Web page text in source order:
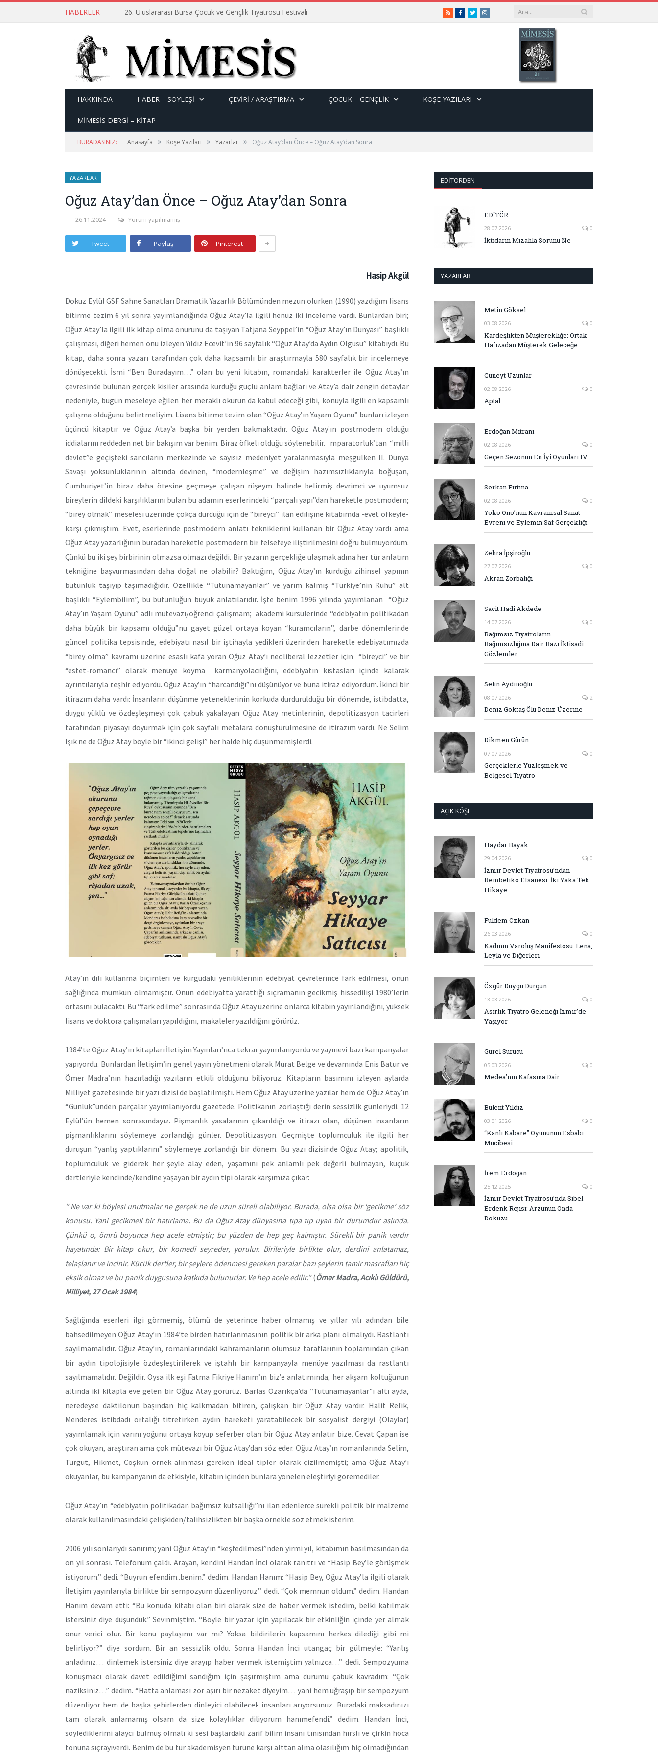
HABERLER 26. Uluslararası Bursa Çocuk ve Gençlik Tiyatrosu Festivali RSSFacebook
TwitterInstagram
HAKKINDA HABER – SÖYLEŞI ÇEVİRİ / ARAŞTIRMA ÇOCUK – GENÇLIK KÖŞE YAZILARI
MİMESİS DERGİ – KİTAP
BURADASINIZ: Anasayfa » Köşe Yazıları » Yazarlar » Oğuz Atay’dan Önce – Oğuz Atay’dan Sonra
YAZARLAR
Oğuz Atay’dan Önce – Oğuz Atay’dan Sonra
26.11.2024 Yorum yapılmamış
Tweet Paylaş Pinterest +
Hasip Akgül
Dokuz Eylül GSF Sahne Sanatları Dramatik Yazarlık Bölümünden mezun olurken (1990) yazdığım lisans
bitirme tezim 6 yıl sonra yayımlandığında Oğuz Atay’la ilgili henüz iki inceleme vardı. Bunlardan biri;
Oğuz Atay’la ilgili ilk kitap olma onurunu da taşıyan Tatjana Seyppel’in “Oğuz Atay’ın Dünyası” başlıklı
çalışması, diğeri hemen onu izleyen Yıldız Ecevit’in 96 sayfalık “Oğuz Atay’da Aydın Olgusu” kitabıydı. Bu
kitap, daha sonra yazarı tarafından çok daha kapsamlı bir araştırmayla 580 sayfalık bir incelemeye
dönüşecekti. İsmi “Ben Buradayım…” olan bu yeni kitabın, romandaki karakterler ile Oğuz Atay’ın
çevresinde bulunan gerçek kişiler arasında kurduğu güçlü anlam bağları ve Atay’a dair zengin detaylar
nedeniyle, bugün meseleye eğilen her meraklı okurun da kabul edeceği gibi, konuyla ilgili en kapsamlı
çalışma olduğunu belirtmeliyim. Lisans bitirme tezim olan “Oğuz Atay’ın Yaşam Oyunu” bunları izleyen
üçüncü kitaptır ve Oğuz Atay’a başka bir yerden bakmaktadır. Oğuz Atay’ın postmodern olduğu
iddialarını reddeden net bir bakışım var benim. Biraz öfkeli olduğu söylenebilir. İmparatorluk’tan “milli
devlet”e geçişteki sancıların merkezinde ve sayısız medeniyet yaralanmasıyla meşgulken II. Dünya
Savaşı yoksunluklarının altında devinen, “modernleşme” ve değişim hazımsızlıklarıyla boğuşan,
Cumhuriyet’in biraz daha ötesine geçmeye çalışan rüşeym halinde belirmiş devrimci ve uyumsuz
bireylerin dildeki karşılıklarını bulan bu adamın eserlerindeki “parçalı yapı”dan hareketle postmodern;
“birey olmak” meselesi üzerinde çokça durduğu için de “bireyci” ilan edilişine kitabımda -evet öfkeyle-
karşı çıkmıştım. Evet, eserlerinde postmodern anlatı tekniklerini kullanan bir Oğuz Atay vardı ama
Oğuz Atay yazarlığının buradan hareketle postmodern bir felsefeye iliştirilmesini doğru bulmuyordum.
Çünkü bu iki şey birbirinin olmazsa olmazı değildi. Bir yazarın gerçekliğe ulaşmak adına her tür anlatım
tekniğine başvurmasından daha doğal ne olabilir? Baktığım, Oğuz Atay’ın kurduğu zihinsel yapının
bütünlük taşıyıp taşımadığıdır. Özellikle “Tutunamayanlar” ve yarım kalmış “Türkiye’nin Ruhu” alt
başlıklı “Eylembilim”, bu bütünlüğün büyük anlatılarıdır. İşte benim 1996 yılında yayımlanan “Oğuz
Atay’ın Yaşam Oyunu” adlı mütevazı/öğrenci çalışmam; akademi kürsülerinde “edebiyatın politikadan
daha büyük bir kapsamı olduğu”nu gayet güzel ortaya koyan “kuramcıların”, darbe dönemlerinde
güncel politika tepsisinde, edebiyatı nasıl bir iştihayla yedikleri üzerinden hareketle edebiyatımızda
“birey olma” kavramı üzerine esaslı kafa yoran Oğuz Atay’ı neoliberal lezzetler için “bireyci” ve bir
“estet-romancı” olarak menüye koyma karmanyolacılığını, edebiyatın kıstasları içinde kalarak
ayrıntılarıyla teşhir ediyordu. Oğuz Atay’ın “harcandığı”nı düşünüyor ve buna itiraz ediyordum. İkinci bir
itirazım daha vardı: İnsanların düşünme yeteneklerinin korkuda durdurulduğu bir dönemde, istibdatta,
duygu yüklü ve özdeşleşmeyi çok çabuk yakalayan Oğuz Atay metinlerinin, depolitizasyon tacirleri
tarafından piyasayı doyurmak için çok sayfalı metalara dönüştürülmesine de itirazım vardı. Ne Selim
Işık ne de Oğuz Atay böyle bir “ikinci gelişi” her halde hiç düşünmemişlerdi.
Atay’ın dili kullanma biçimleri ve kurgudaki yeniliklerinin edebiyat çevrelerince fark edilmesi, onun
sağlığında mümkün olmamıştır. Onun edebiyatta yarattığı sıçramanın gecikmiş hissedilişi 1980’lerin
ortasını bulacaktı. Bu “fark edilme” sonrasında Oğuz Atay üzerine onlarca kitabın yayınlandığını, yüksek
lisans ve doktora çalışmaları yapıldığını, makaleler yazıldığını görürüz.
1984’te Oğuz Atay’ın kitapları İletişim Yayınları’nca tekrar yayımlanıyordu ve yayınevi bazı kampanyalar
yapıyordu. Bunlardan İletişim’in genel yayın yönetmeni olarak Murat Belge ve devamında Enis Batur ve
Ömer Madra’nın hazırladığı yazıların etkili olduğunu biliyoruz. Kitapların basımını izleyen aylarda
Milliyet gazetesinde bir yazı dizisi de başlatılmıştı. Hem Oğuz Atay üzerine yazılar hem de Oğuz Atay’ın
“Günlük”ünden parçalar yayımlanıyordu gazetede. Politikanın zorlaştığı derin sessizlik günleriydi. 12
Eylül’ün hemen sonrasındayız. Pişmanlık yasalarının çıkarıldığı ve itirazı olan, düşünen insanların
pişmanlıklarını söylemeye zorlandığı günler. Depolitizasyon. Geçmişte toplumculuk ile ilgili her
duruşun “yanlış yaptıklarını” söylemeye zorlandığı bir dönem. Bu yazı dizisinde Oğuz Atay; apolitik,
toplumculuk ve giderek her şeyle alay eden, yaşamını pek anlamlı pek değerli bulmayan, küçük
dertleriyle kendinde/kendine yaşayan bir aydın tipi olarak karşımıza çıkar:
” Ne var ki böylesi unutmalar ne gerçek ne de uzun süreli olabiliyor. Burada, olsa olsa bir ‘gecikme’ söz
konusu. Yani gecikmeli bir hatırlama. Bu da Oğuz Atay dünyasına tıpa tıp uyan bir durumdur aslında.
Çünkü o, ömrü boyunca hep acele etmiştir; bu yüzden de hep geç kalmıştır. Sürekli bir panik vardır
hayatında: Bir kitap okur, bir komedi seyreder, yorulur. Birileriyle birlikte olur, derdini anlatamaz,
telaşlanır ve incinir. Küçük dertler, bir şeylere ödenmesi gereken paralar bazı şeylerin tamir masrafları hiç
eksik olmaz ve bu panik duygusuna katkıda bulunurlar. Ve hep acele edilir.”(Ömer Madra, Acıklı Güldürü,
Milliyet, 27 Ocak 1984)
Sağlığında eserleri ilgi görmemiş, ölümü de yeterince haber olmamış ve yıllar yılı adından bile
bahsedilmeyen Oğuz Atay’ın 1984’te birden hatırlanmasının politik bir arka planı olmalıydı. Rastlantı
sayılmamalıdır. Oğuz Atay’ın, romanlarındaki kahramanların olumsuz taraflarının toplamından çıkan
bir aydın tipolojisiyle özdeşleştirilerek ve iştahlı bir kampanyayla menüye yazılması da rastlantı
sayılmamalıdır. Değildir. Oysa ilk eşi Fatma Fikriye Hanım’ın biz’e anlatımında, her akşam koltuğunun
altında iki kitapla eve gelen bir Oğuz Atay görürüz. Barlas Özarıkça’da “Tutunamayanlar”ı altı ayda,
neredeyse daktilonun başından hiç kalkmadan bitiren, çalışkan bir Oğuz Atay vardır. Halit Refik,
Menderes istibdadı ortalığı titretirken aydın hareketi yaratabilecek bir sosyalist dergiyi (Olaylar)
yayımlamak için varını yoğunu ortaya koyup seferber olan bir Oğuz Atay anlatır bize. Cevat Çapan ise
çok okuyan, araştıran ama çok mütevazı bir Oğuz Atay’dan söz eder. Oğuz Atay’ın romanlarında Selim,
Turgut, Hikmet, Coşkun örnek alınması gereken ideal tipler olarak çizilmemişti; ama Oğuz Atay’ı
okuyanlar, bu kampanyanın da etkisiyle, kitabın içinden bunlara yönelen eleştiriyi göremediler.
Oğuz Atay’ın “edebiyatın politikadan bağımsız kutsallığı”nı ilan edenlerce sürekli politik bir malzeme
olarak kullanılmasındaki çelişkiden/talihsizlikten bir başka örnekle söz etmek isterim.
2006 yılı sonlarıydı sanırım; yani Oğuz Atay’ın “keşfedilmesi”nden yirmi yıl, kitabımın basılmasından da
on yıl sonrası. Telefonum çaldı. Arayan, kendini Handan İnci olarak tanıttı ve “Hasip Bey’le görüşmek
istiyorum.” dedi. “Buyrun efendim..benim.” dedim. Handan Hanım: “Hasip Bey, Oğuz Atay’la ilgili olarak
İletişim yayınlarıyla birlikte bir sempozyum düzenliyoruz.” dedi. “Çok memnun oldum.” dedim. Handan
Hanım devam etti: “Bu konuda kitabı olan biri olarak size de haber vermek istedim, belki katılmak
istersiniz diye düşündük.” Sevinmiştim. “Böyle bir yazar için yapılacak bir etkinliğin içinde yer almak
onur verici olur. Bir konu paylaşımı var mı? Yoksa bildirilerin kapsamını herkes dilediği gibi mi
belirliyor?” diye sordum. Bir an sessizlik oldu. Sonra Handan İnci utangaç bir gülmeyle: “Yanlış
anladınız… dinlemek istersiniz diye arayıp haber vermek istemiştim yalnızca…” dedi. Sempozyuma
konuşmacı olarak davet edildiğimi sandığım için şaşırmıştım ama durumu çabuk kavradım: “Çok
naziksiniz…” dedim. “Hatta anlaması zor aşırı bir nezaket diyeyim… yani hem uğraşıp bir sempozyum
düzenliyor hem de başka şehirlerden dinleyici olabilecek insanları arıyorsunuz. Buradaki maksadınızı
tam olarak anlamamış olsam da size kolaylıklar diliyorum hanımefendi.” dedim. Handan İnci,
söylediklerimi alaycı bulmuş olmalı ki sesi başlardaki zarif bilim insanı tınısından hırslı ve çirkin hoca
tonuna sıçrayıverdi. Benim de bu tür akademisyen türüne karşı alttan alma olasılığım hiç olmadığından
EDITÖRDEN
EDİTÖR
28.07.2026 0
İktidarın Mizahla Sorunu Ne
YAZARLAR
Metin Göksel
03.08.2026 0
Kardeşlikten Müşterekliğe: Ortak
Hafızadan Müşterek Geleceğe
Cüneyt Uzunlar
02.08.2026 0
Aptal
Erdoğan Mitrani
02.08.2026 0
Geçen Sezonun En İyi Oyunları IV
Serkan Fırtına
02.08.2026 0
Yoko Ono’nun Kavramsal Sanat
Evreni ve Eylemin Saf Gerçekliği
Zehra İpşiroğlu
27.07.2026 0
Akran Zorbalığı
Sacit Hadi Akdede
14.07.2026 0
Bağımsız Tiyatroların
Bağımsızlığına Dair Bazı İktisadi
Gözlemler
Selin Aydınoğlu
08.07.2026 2
Deniz Göktaş Ölü Deniz Üzerine
Dikmen Gürün
07.07.2026 0
Gerçeklerle Yüzleşmek ve
Belgesel Tiyatro
AÇIK KÖŞE
Haydar Bayak
29.04.2026 0
İzmir Devlet Tiyatrosu’ndan
Rembetiko Efsanesi: İki Yaka Tek
Hikaye
Fuldem Özkan
26.03.2026 0
Kadının Varoluş Manifestosu: Lena,
Leyla ve Diğerleri
Özgür Duygu Durgun
13.03.2026 0
Asırlık Tiyatro Geleneği İzmir’de
Yaşıyor
Gürel Sürücü
05.03.2026 0
Medea’nın Kafasına Dair
Bülent Yıldız
03.01.2026 0
“Kanlı Kabare” Oyununun Esbabı
Mucibesi
İrem Erdoğan
25.12.2025 0
İzmir Devlet Tiyatrosu’nda Sibel
Erdenk Rejisi: Arzunun Onda
Dokuzu